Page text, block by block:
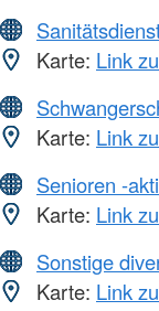
Karte: Link
Karte: Link
Senioren -
Karte: Link
Sonstige
Karte: Link